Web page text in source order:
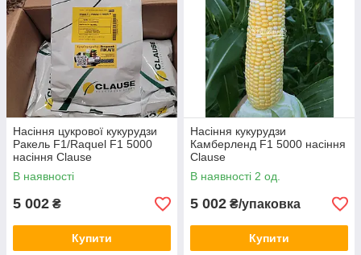
Насіння цукрової кукурудзи
Ракель F1/Raquel F1 5000
насіння Clause
В наявності
5 002 ₴
Купити
Насіння кукурудзи
Камберленд F1 5000 насіння
Clause
В наявності 2 од.
5 002 ₴/упаковка
Купити